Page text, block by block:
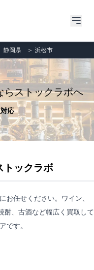
静岡県 ＞ 浜松市
らストックラボへ
応
トックラボ
お任せください。ワイン、
酎、古酒など幅広く買取して
です。